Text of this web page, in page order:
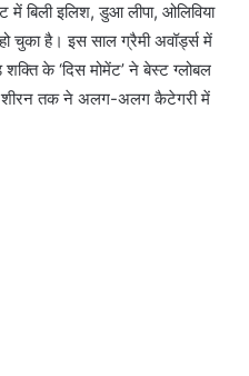
बिली इलिश, डुआ लीपा, ओलिविया
चुका है। इस साल ग्रैमी अवॉर्ड्स में
के ‘दिस मोमेंट’ ने बेस्ट ग्लोबल
शीरन तक ने अलग-अलग कैटेगरी में